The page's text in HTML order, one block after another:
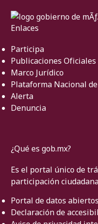
Enlaces
Participa
Publicaciones Oficiales
Marco Jurídico
Plataforma Nacional
Alerta
Denuncia
¿Qué es gob.mx?
Es el portal único de
participación
Portal de datos abiertos
Declaración de